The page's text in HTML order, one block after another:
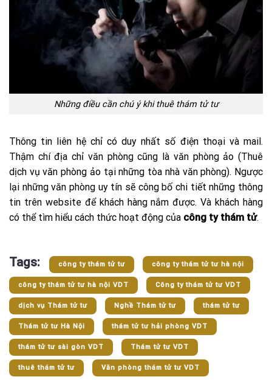
Những điều cần chú ý khi thuê thám tử tư
Thông tin liên hệ chỉ có duy nhất số điện thoại và mail.
Thậm chí địa chỉ văn phòng cũng là văn phòng ảo (Thuê
dịch vụ văn phòng ảo tại những tòa nhà văn phòng). Ngược
lại những văn phòng uy tín sẽ công bố chi tiết những thông
tin trên website để khách hàng nắm được. Và khách hàng
có thể tìm hiểu cách thức hoạt động của công ty thám tử.
Tags: công ty thám tử tư công ty thám tử tư hà nội
công ty thám tử tư hà nội VDT Công ty thám tử tư VDT
dịch vụ Thám tử tư Nghề Thám tử tư thám tử tư
Thám tử tư Hà Nội thám tử tư hải phòng VDT
thám tử tư sài gòn VDT Thám tử tư VDT
thuê thám tử tư Văn phòng thám tử tư VDT